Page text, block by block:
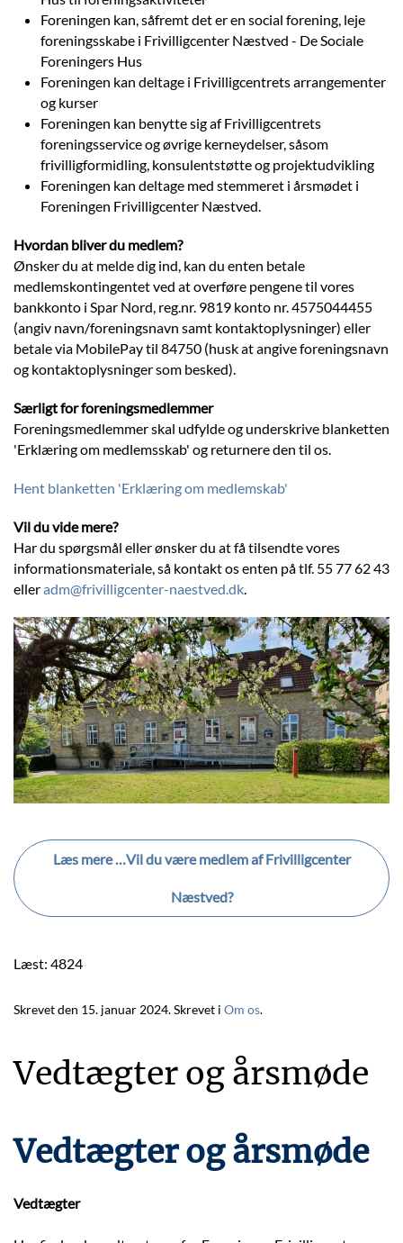
Foreningen kan, såfremt det er en social forening, leje
foreningsskabe i Frivilligcenter Næstved - De Sociale
Foreningers Hus
Foreningen kan deltage i Frivilligcentrets arrangementer
og kurser
Foreningen kan benytte sig af Frivilligcentrets
foreningsservice og øvrige kerneydelser, såsom
frivilligformidling, konsulentstøtte og projektudvikling
Foreningen kan deltage med stemmeret i årsmødet i
Foreningen Frivilligcenter Næstved.
Hvordan bliver du medlem?
Ønsker du at melde dig ind, kan du enten betale
medlemskontingentet ved at overføre pengene til vores
bankkonto i Spar Nord, reg.nr. 9819 konto nr. 4575044455
(angiv navn/foreningsnavn samt kontaktoplysninger) eller
betale via MobilePay til 84750 (husk at angive foreningsnavn
og kontaktoplysninger som besked).
Særligt for foreningsmedlemmer
Foreningsmedlemmer skal udfylde og underskrive blanketten
'Erklæring om medlemsskab' og returnere den til os.
Hent blanketten 'Erklæring om medlemskab'
Vil du vide mere?
Har du spørgsmål eller ønsker du at få tilsendte vores
informationsmateriale, så kontakt os enten på tlf. 55 77 62 43
elleradm@frivilligcenter-naestved.dk.
Læs mere …Vil du være medlem af Frivilligcenter
Næstved?
Læst: 4824
Skrevet den 15. januar 2024. Skrevet i Om os.
Vedtægter og årsmøde
Vedtægter og årsmøde
Vedtægter